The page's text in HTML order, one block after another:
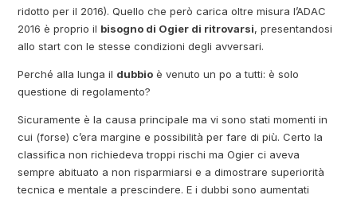
ridotto per il 2016). Quello che però carica oltre misura l’ADAC
2016 è proprio il bisogno di Ogier di ritrovarsi, presentandosi
allo start con le stesse condizioni degli avversari.
Perché alla lunga il dubbio è venuto un po a tutti: è solo
questione di regolamento?
Sicuramente è la causa principale ma vi sono stati momenti in
cui (forse) c’era margine e possibilità per fare di più. Certo la
classifica non richiedeva troppi rischi ma Ogier ci aveva
sempre abituato a non risparmiarsi e a dimostrare superiorità
tecnica e mentale a prescindere. E i dubbi sono aumentati